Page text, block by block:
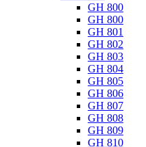
GH 800
GH 800
GH 801
GH 802
GH 803
GH 804
GH 805
GH 806
GH 807
GH 808
GH 809
GH 810